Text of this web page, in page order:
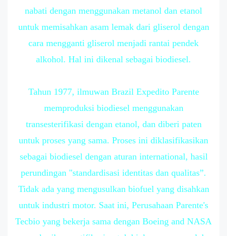
nabati dengan menggunakan metanol dan etanol
untuk memisahkan asam lemak dari gliserol dengan
cara mengganti gliserol menjadi rantai pendek
alkohol. Hal ini dikenal sebagai biodiesel.
Tahun 1977, ilmuwan Brazil Expedito Parente
memproduksi biodiesel menggunakan
transesterifikasi dengan etanol, dan diberi paten
untuk proses yang sama. Proses ini diklasifikasikan
sebagai biodiesel dengan aturan international, hasil
perundingan "standardisasi identitas dan qualitas”.
Tidak ada yang mengusulkan biofuel yang disahkan
untuk industri motor. Saat ini, Perusahaan Parente's
Tecbio yang bekerja sama dengan Boeing and NASA